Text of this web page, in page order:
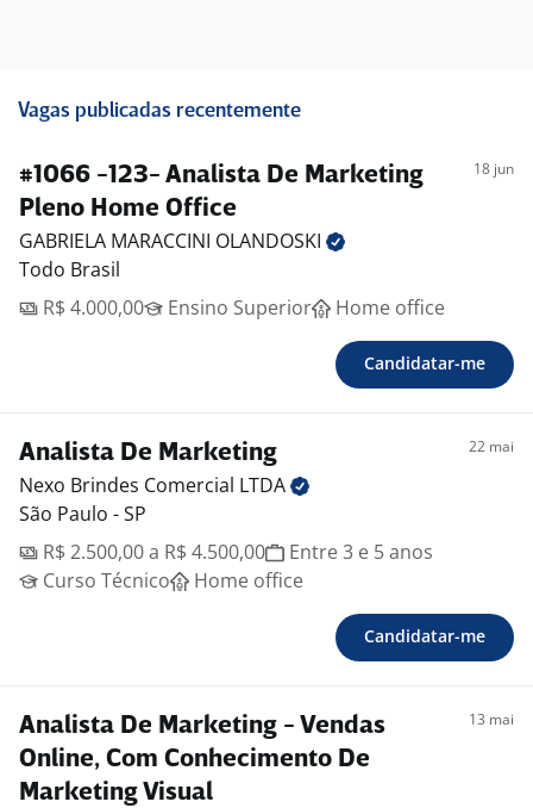
Vagas publicadas recentemente
#1066 -123- Analista De Marketing
Pleno Home Office
18 jun
GABRIELA MARACCINI OLANDOSKI
Todo Brasil
R$ 4.000,00
Ensino Superior Home office
Candidatar-me
Analista De Marketing 22 mai
Nexo Brindes Comercial LTDA
São Paulo - SP
R$ 2.500,00 a R$ 4.500,00
Entre 3 e 5 anos
Curso Técnico
Home office
Candidatar-me
Analista De Marketing - Vendas
Online, Com Conhecimento De
Marketing Visual
13 mai